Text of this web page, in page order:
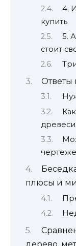
4.
купить
5.
стоит
Ответы
плюсы и
дерево,